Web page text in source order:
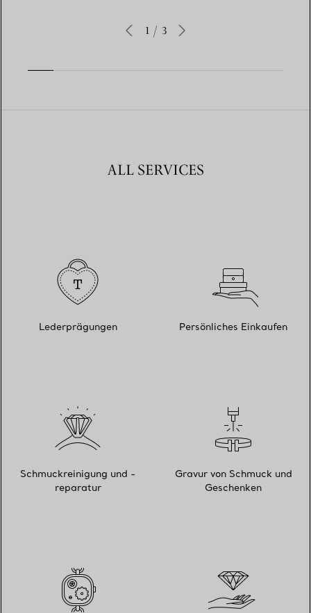
1 / 3
ALL SERVICES
Lederprägungen Persönliches Einkaufen
Schmuckreinigung und -
reparatur
Gravur von Schmuck und
Geschenken